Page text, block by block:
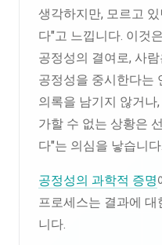
생각하지만, 모르고
다"고 느낍니다. 이것
공정성의 결여로, 사
공정성을 중시한다는
의록을 남기지 않거
가할 수 없는 상황은
다"는 의심을 낳습니다.
공정성의 과학적 증명
프로세스는 결과에 대
니다.